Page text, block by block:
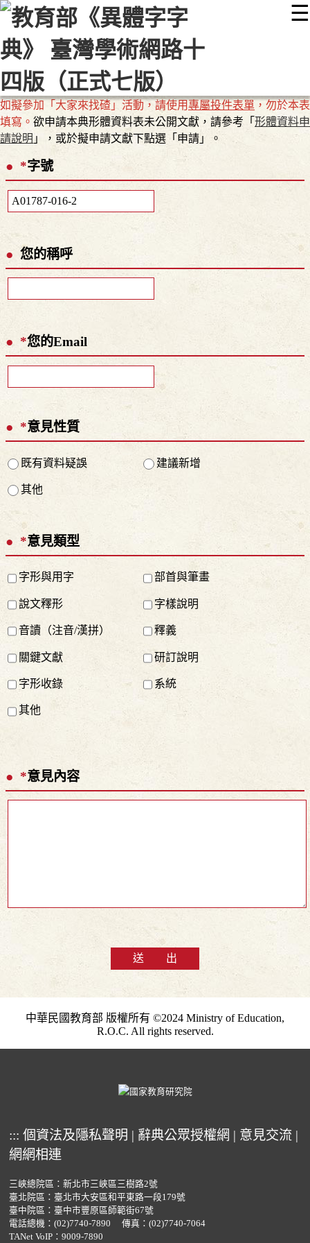
☰
::: 最新消息 常見問題 編輯說明
顯示模式
網站導覽
如擬參加「大家來找碴」活動，請使用專屬投件表單 ，勿於本表
填寫。 欲申請本典形體資料表未公開文獻，請參考「 形體資料申
請說明 」，或於擬申請文獻下點選「申請」。
*字號
您的稱呼
*您的Email
*意見性質
既有資料疑誤 建議新增
其他
*意見類型
字形與用字 部首與筆畫
說文釋形 字樣說明
音讀（注音/漢拼） 釋義
關鍵文獻 研訂說明
字形收錄 系統
其他
*意見內容
送 出
中華民國教育部 版權所有 ©2024 Ministry of Education,
R.O.C. All rights reserved.
::: 個資法及隱私聲明 | 辭典公眾授權網 | 意見交流 |
網網相連
三峽總院區：新北市三峽區三樹路2號
臺北院區：臺北市大安區和平東路一段179號
臺中院區：臺中市豐原區師範街67號
電話總機： (02)7740-7890
傳真：(02)7740-7064
TANet VoIP：9009-7890